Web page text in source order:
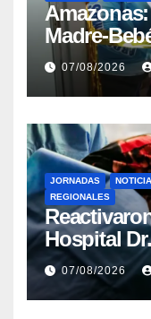
Madre-
del
Rincón
07/08/2026
JORNADAS
REGIONALES
Hospital
Guárico
07/08/2026